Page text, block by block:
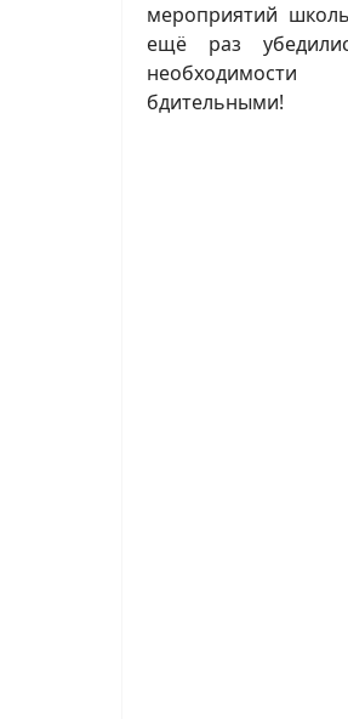
мероприятий
ещё раз
необходимости
бдительными!